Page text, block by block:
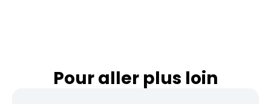
Pour aller plus loin